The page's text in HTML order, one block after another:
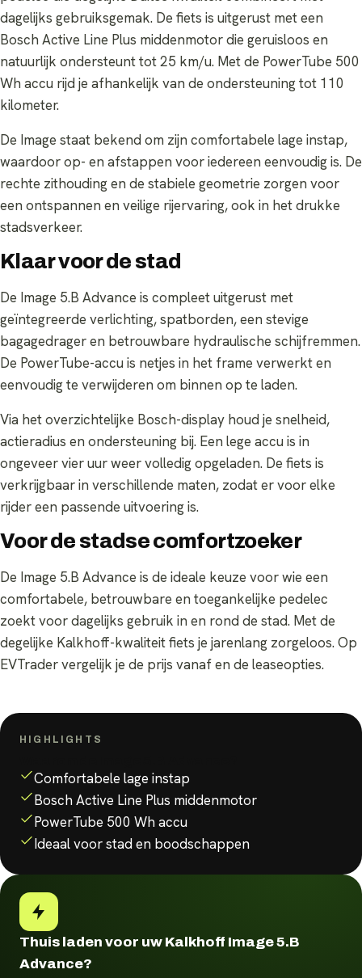
dagelijks gebruiksgemak. De fiets is uitgerust met een
Bosch Active Line Plus middenmotor die geruisloos en
natuurlijk ondersteunt tot 25 km/u. Met de PowerTube 500
Wh accu rijd je afhankelijk van de ondersteuning tot 110
kilometer.
De Image staat bekend om zijn comfortabele lage instap,
waardoor op- en afstappen voor iedereen eenvoudig is. De
rechte zithouding en de stabiele geometrie zorgen voor
een ontspannen en veilige rijervaring, ook in het drukke
stadsverkeer.
Klaar voor de stad
De Image 5.B Advance is compleet uitgerust met
geïntegreerde verlichting, spatborden, een stevige
bagagedrager en betrouwbare hydraulische schijfremmen.
De PowerTube-accu is netjes in het frame verwerkt en
eenvoudig te verwijderen om binnen op te laden.
Via het overzichtelijke Bosch-display houd je snelheid,
actieradius en ondersteuning bij. Een lege accu is in
ongeveer vier uur weer volledig opgeladen. De fiets is
verkrijgbaar in verschillende maten, zodat er voor elke
rijder een passende uitvoering is.
Voor de stadse comfortzoeker
De Image 5.B Advance is de ideale keuze voor wie een
comfortabele, betrouwbare en toegankelijke pedelec
zoekt voor dagelijks gebruik in en rond de stad. Met de
degelijke Kalkhoff-kwaliteit fiets je jarenlang zorgeloos. Op
EVTrader vergelijk je de prijs vanaf en de leaseopties.
HIGHLIGHTS
Comfortabele lage instap
Bosch Active Line Plus middenmotor
PowerTube 500 Wh accu
Ideaal voor stad en boodschappen
Thuis laden voor uw Kalkhoff Image 5.B
Advance?